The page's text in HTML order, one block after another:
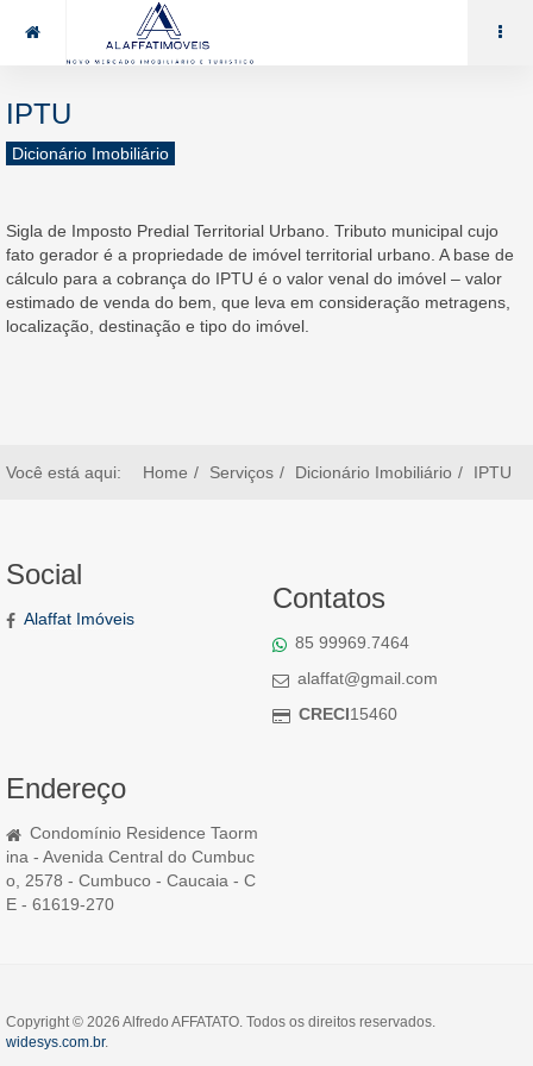
85 99969.7464 alaffat@gmail.com
IPTU
Dicionário Imobiliário
Sigla de Imposto Predial Territorial Urbano. Tributo municipal cujo
fato gerador é a propriedade de imóvel territorial urbano. A base de
cálculo para a cobrança do IPTU é o valor venal do imóvel – valor
estimado de venda do bem, que leva em consideração metragens,
localização, destinação e tipo do imóvel.
Você está aqui: Home Serviços Dicionário Imobiliário IPTU
Social
Alaffat Imóveis
Contatos
85 99969.7464
alaffat@gmail.com
CRECI15460
Endereço
Condomínio Residence Taorm
ina - Avenida Central do Cumbuc
o, 2578 - Cumbuco - Caucaia - C
E - 61619-270
Copyright © 2026 Alfredo AFFATATO. Todos os direitos reservados.
widesys.com.br.